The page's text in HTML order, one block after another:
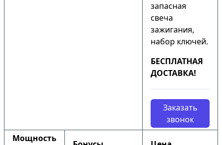
запасная
свеча
зажигания,
набор ключей.
БЕСПЛАТНАЯ
ДОСТАВКА!
Заказать
звонок
Мощность